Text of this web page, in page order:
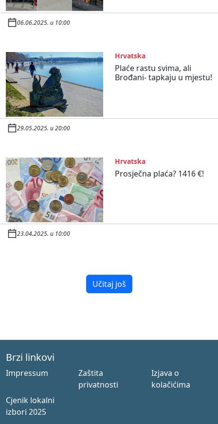
06.06.2025. u 10:00
Hrvatska
Plaće rastu svima, ali
Brođani- tapkaju u mjestu!
29.05.2025. u 20:00
Hrvatska
Prosječna plaća? 1416 €!
23.04.2025. u 10:00
Učitaj još
Brzi linkovi
Impressum
Zaštita
privatnosti
Izjava o
kolačićima
Cjenik lokalni
izbori 2025